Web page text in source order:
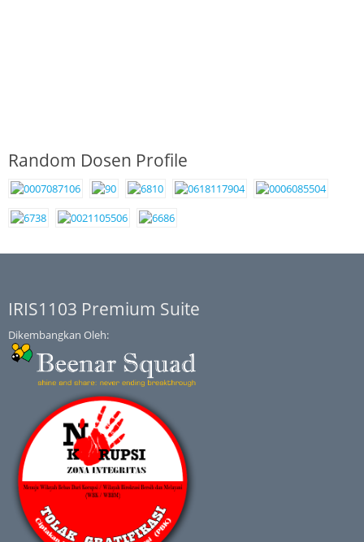
Random Dosen Profile
IRIS1103 Premium Suite
Dikembangkan Oleh: